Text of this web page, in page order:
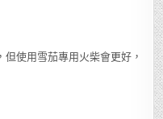
使用雪茄專用火柴會更好，